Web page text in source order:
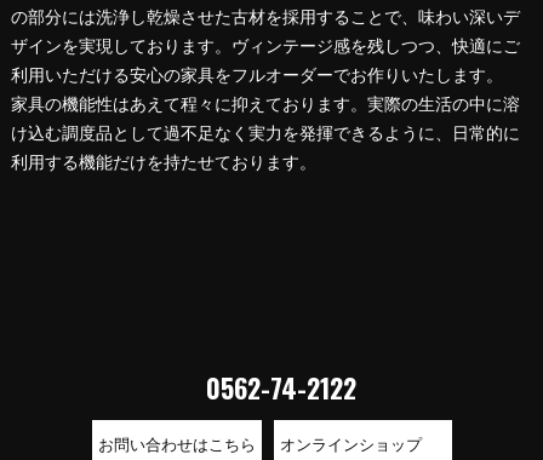
の部分には洗浄し乾燥させた古材を採用することで、味わい深いデ
ザインを実現しております。ヴィンテージ感を残しつつ、快適にご
利用いただける安心の家具をフルオーダーでお作りいたします。
家具の機能性はあえて程々に抑えております。実際の生活の中に溶
け込む調度品として過不足なく実力を発揮できるように、日常的に
利用する機能だけを持たせております。
0562-74-2122
お問い合わせはこちら オンラインショップ